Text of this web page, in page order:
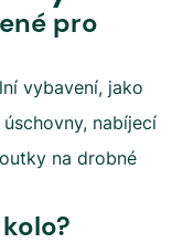
pro
vybavení, jako
nabíjecí
na drobné